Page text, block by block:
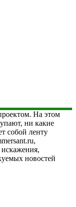
На этом
ни какие
собой ленту
новостей